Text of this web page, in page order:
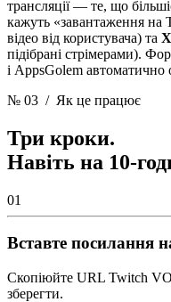
трансляції — те, що
кажуть «завантаження на
відео від користувача) та
підібрані стрімерами).
і AppsGolem
№ 03 / Як це працює
Три кроки.
Навіть на 10-
01
Вставте посилання
Скопіюйте URL Twitch
зберегти.